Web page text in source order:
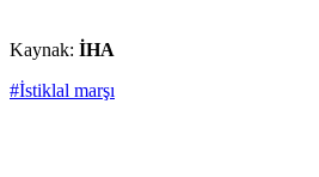
Kaynak: İHA
#İstiklal marşı